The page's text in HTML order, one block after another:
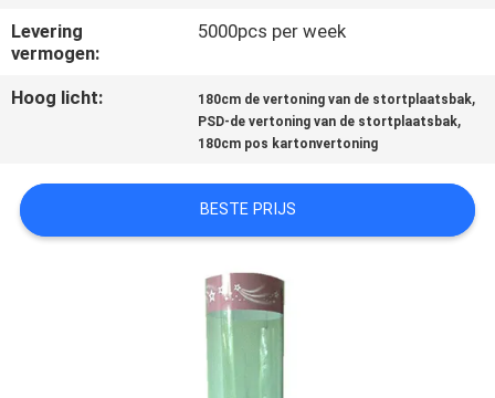
OM
EEN
CITAAT
SITEMAP
PRIVACY
Levering
vermogen:
5000pcs per week
Hoog licht: 180cm de vertoning van de stortplaatsbak,
PSD-de vertoning van de stortplaatsbak,
180cm pos kartonvertoning
BESTE PRIJS